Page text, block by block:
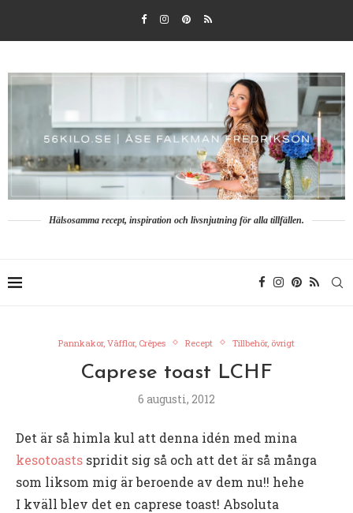
Hälsosamma recept, inspiration och livsnjutning för alla tillfällen.
Pannkakor, Våfflor, Crêpes Recept Tillbehör, övrigt
Caprese toast LCHF
6 augusti, 2012
Det är så himla kul att denna idén med mina
kesotoasts spridit sig så och att det är så många
som liksom mig är beroende av dem nu!! hehe
I kväll blev det en caprese toast! Absoluta